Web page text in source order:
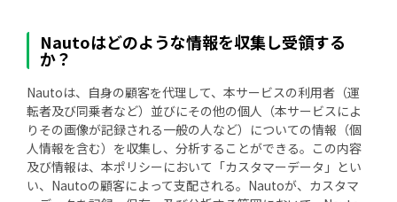
Nautoはどのような情報を収集し受領する
か？
Nautoは、自身の顧客を代理して、本サービスの利用者（運
転者及び同乗者など）並びにその他の個人（本サービスによ
りその画像が記録される一般の人など）についての情報（個
人情報を含む）を収集し、分析することができる。この内容
及び情報は、本ポリシーにおいて「カスタマーデータ」とい
い、Nautoの顧客によって支配される。Nautoが、カスタマ